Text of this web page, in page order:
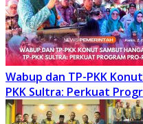
Wabup dan TP-PKK
PKK Sultra: Perkuat